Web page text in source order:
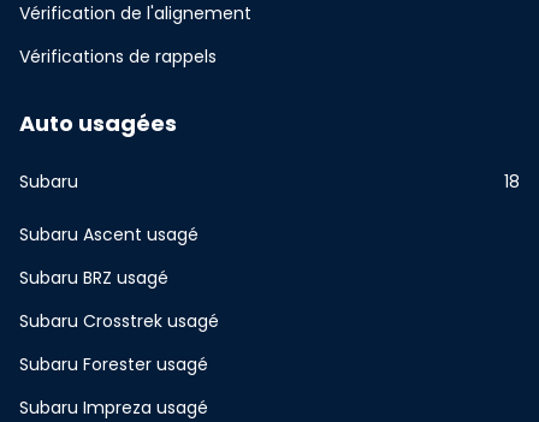
Vérification de l'alignement
Vérifications de rappels
Auto usagées
Subaru 18
Subaru Ascent usagé
Subaru BRZ usagé
Subaru Crosstrek usagé
Subaru Forester usagé
Subaru Impreza usagé